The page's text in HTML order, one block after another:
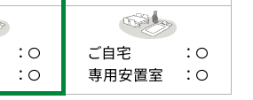
：
：
ご自宅
：
専用安置室
：